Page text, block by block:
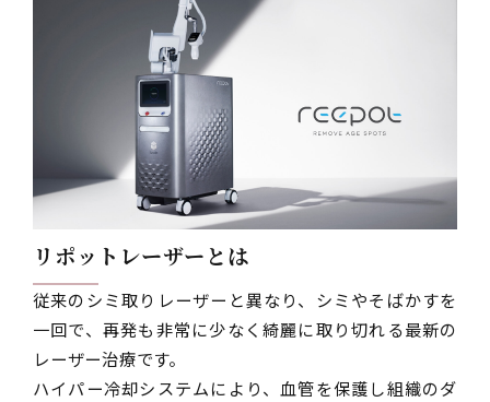
リポットレーザーとは
従来のシミ取りレーザーと異なり、シミやそばかすを
一回で、再発も非常に少なく綺麗に取り切れる最新の
レーザー治療です。
ハイパー冷却システムにより、血管を保護し組織のダ